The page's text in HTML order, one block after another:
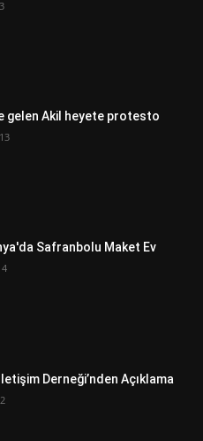
gelen Akil heyete protesto
Safranbolu Maket Ev
Derneği’nden Açıklama